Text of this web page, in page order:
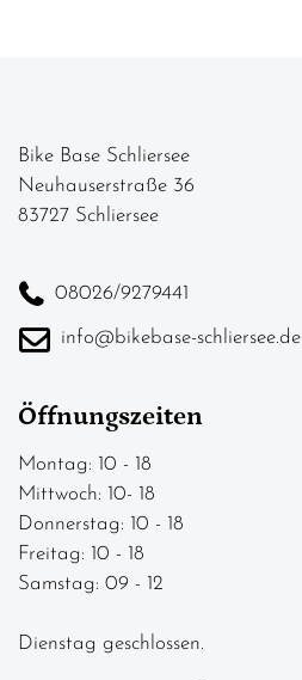
Bike Base Schliersee
Neuhauserstraße 36
83727 Schliersee
08026/9279441
info@bikebase-schliersee.de
Öffnungszeiten
Montag: 10 - 18
Mittwoch: 10- 18
Donnerstag: 10 - 18
Freitag: 10 - 18
Samstag: 09 - 12
Dienstag geschlossen.